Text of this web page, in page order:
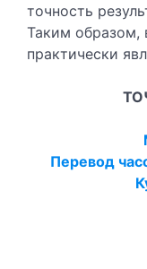
точность
Таким
практически
Перевод